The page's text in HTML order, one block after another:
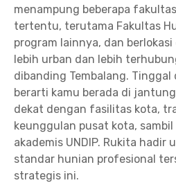
menampung beberapa
tertentu, terutama Fakultas
program lainnya, dan
lebih urban dan lebih
dibanding Tembalang. Tinggal
berarti kamu berada di
dekat dengan fasilitas kota,
keunggulan pusat kota,
akademis UNDIP. Rukita hadir
standar hunian profesional
strategis ini.